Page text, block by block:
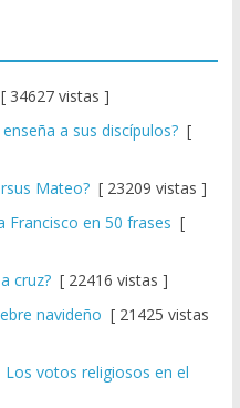
[ 34627 vistas ]
a sus discípulos?[
Mateo?[ 23209 vistas ]
Francisco en 50 frases [
cruz?[ 22416 vistas ]
navideño [ 21425 vistas
votos religiosos en el